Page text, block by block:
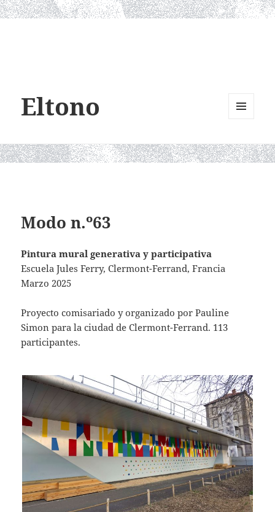
Eltono
WIDGETS
Modo n.º63
Pintura mural generativa y participativa
Escuela Jules Ferry, Clermont-Ferrand, Francia
Marzo 2025
Proyecto comisariado y organizado por Pauline
Simon para la ciudad de Clermont-Ferrand. 113
participantes.